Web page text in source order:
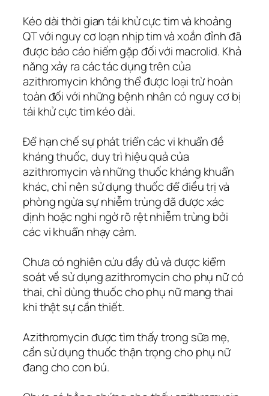
Kéo dài thời gian tái khử cực tim và khoảng
QT với nguy cơ loạn nhịp tim và xoắn đỉnh đã
được báo cáo hiếm gặp đối với macrolid. Khả
năng xảy ra các tác dụng trên của
azithromycin không thể được loại trừ hoàn
toàn đối với những bệnh nhân có nguy cơ bị
tái khử cực tim kéo dài.
Để hạn chế sự phát triển các vi khuẩn đề
kháng thuốc, duy trì hiệu quả của
azithromycin và những thuốc kháng khuẩn
khác, chỉ nên sử dụng thuốc để điều trị và
phòng ngừa sự nhiễm trùng đã được xác
định hoặc nghi ngờ rõ rệt nhiễm trùng bởi
các vi khuẩn nhạy cảm.
Chưa có nghiên cứu đầy đủ và được kiểm
soát về sử dụng azithromycin cho phụ nữ có
thai, chỉ dùng thuốc cho phụ nữ mang thai
khi thật sự cần thiết.
Azithromycin được tìm thấy trong sữa mẹ,
cần sử dụng thuốc thận trọng cho phụ nữ
đang cho con bú.